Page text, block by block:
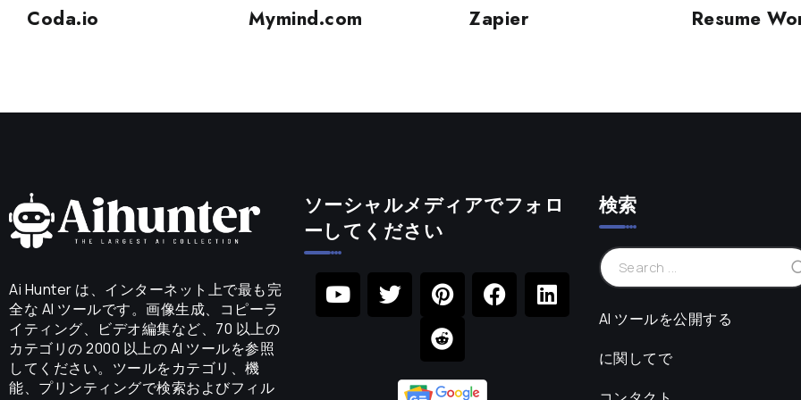
Coda.io Mymind.com Zapier Resume
Ai Hunter は、インターネット上で最も完
全な AI ツールです。画像生成、コピーラ
イティング、ビデオ編集など、70 以上の
カテゴリの 2000 以上の AI ツールを参照
してください。ツールをカテゴリ、機
能、プリンティングで検索およびフィル
ソーシャルメディアでフォロ
ーしてください
検索
AI ツールを公開する
に関してで